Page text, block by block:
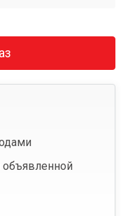
объявленной